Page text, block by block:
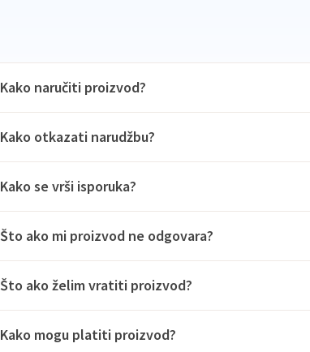
Kako naručiti proizvod?
Kako otkazati narudžbu?
Kako se vrši isporuka?
Što ako mi proizvod ne odgovara?
Što ako želim vratiti proizvod?
Kako mogu platiti proizvod?